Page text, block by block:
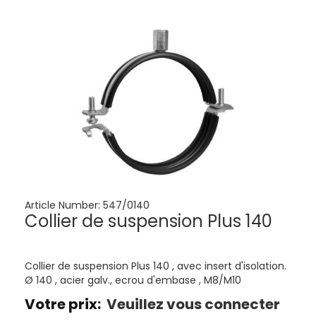
Article Number: 547/0140
Collier de suspension Plus 140
Collier de suspension Plus 140 , avec insert d'isolation.
Ø 140 , acier galv., ecrou d'embase , M8/M10
Votre prix: Veuillez vous connecter